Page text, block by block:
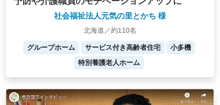
社会福祉法人元気の里とかち 様
北海道／約110名
グループホーム サービス付き高齢者住宅
小多機
特別養護老人ホーム